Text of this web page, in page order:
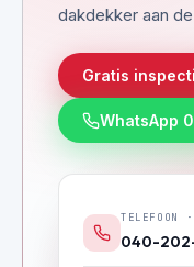
dakdekker aan
Gratis
WhatsApp
TELEFOON
040-